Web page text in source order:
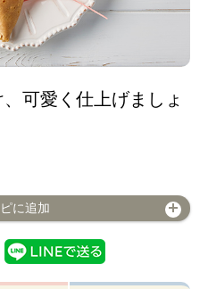
可愛く仕上げましょ
に追加